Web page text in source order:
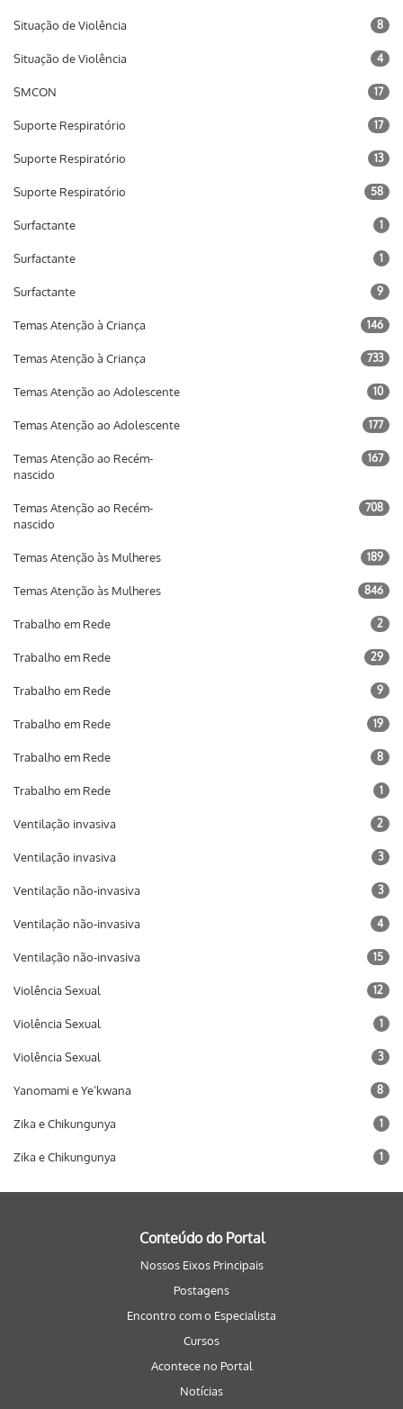
Situação de Violência 8
Situação de Violência 4
SMCON 17
Suporte Respiratório 17
Suporte Respiratório 13
Suporte Respiratório 58
Surfactante 1
Surfactante 1
Surfactante 9
Temas Atenção à Criança 146
Temas Atenção à Criança 733
Temas Atenção ao Adolescente 10
Temas Atenção ao Adolescente 177
Temas Atenção ao Recém-
nascido
167
Temas Atenção ao Recém-
nascido
708
Temas Atenção às Mulheres 189
Temas Atenção às Mulheres 846
Trabalho em Rede 2
Trabalho em Rede 29
Trabalho em Rede 9
Trabalho em Rede 19
Trabalho em Rede 8
Trabalho em Rede 1
Ventilação invasiva 2
Ventilação invasiva 3
Ventilação não-invasiva 3
Ventilação não-invasiva 4
Ventilação não-invasiva 15
Violência Sexual 12
Violência Sexual 1
Violência Sexual 3
Yanomami e Ye’kwana 8
Zika e Chikungunya 1
Zika e Chikungunya 1
Conteúdo do Portal
Nossos Eixos Principais
Postagens
Encontro com o Especialista
Cursos
Acontece no Portal
Notícias